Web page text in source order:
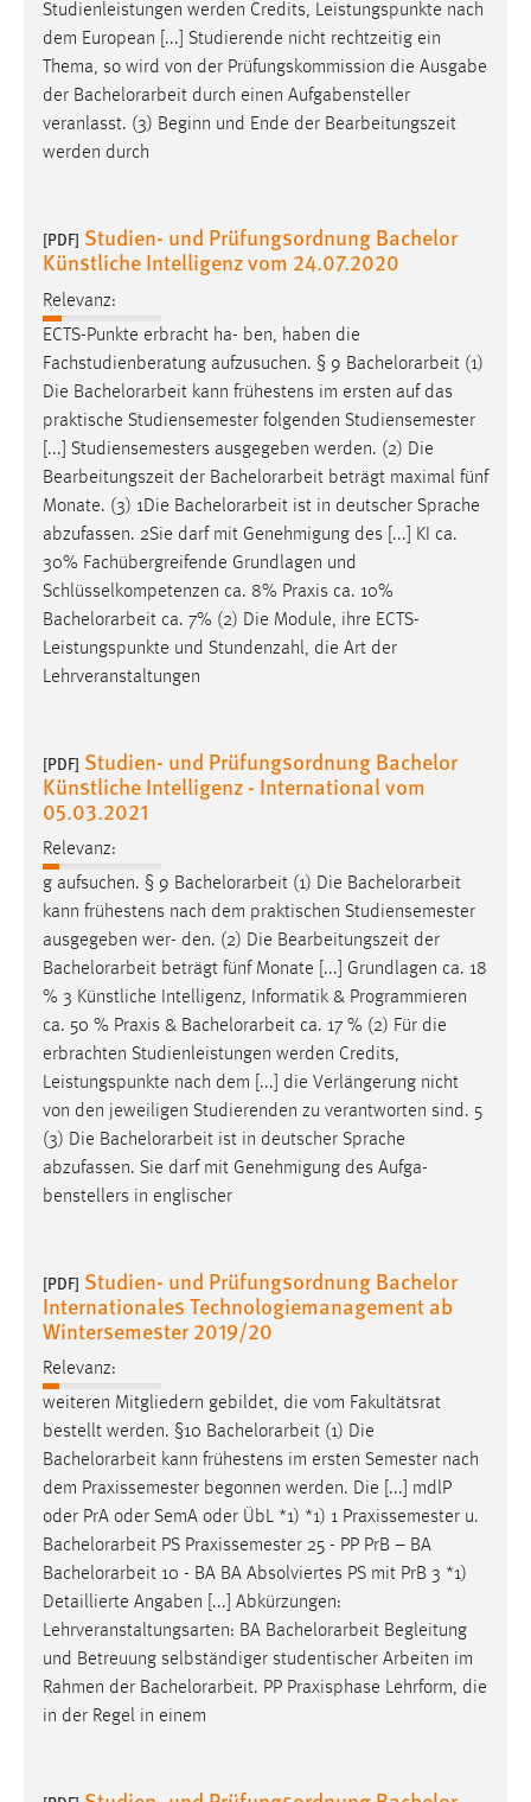
Studienleistungen werden Credits, Leistungspunkte nach
dem European [...] Studierende nicht rechtzeitig ein
Thema, so wird von der Prüfungskommission die Ausgabe
der Bachelorarbeit durch einen Aufgabensteller
veranlasst. (3) Beginn und Ende der Bearbeitungszeit
werden durch
[PDF] Studien- und Prüfungsordnung Bachelor
Künstliche Intelligenz vom 24.07.2020
Relevanz:
ECTS-Punkte erbracht ha- ben, haben die
Fachstudienberatung aufzusuchen. § 9 Bachelorarbeit (1)
Die Bachelorarbeit kann frühestens im ersten auf das
praktische Studiensemester folgenden Studiensemester
[...] Studiensemesters ausgegeben werden. (2) Die
Bearbeitungszeit der Bachelorarbeit beträgt maximal fünf
Monate. (3) 1Die Bachelorarbeit ist in deutscher Sprache
abzufassen. 2Sie darf mit Genehmigung des [...] KI ca.
30% Fachübergreifende Grundlagen und
Schlüsselkompetenzen ca. 8% Praxis ca. 10%
Bachelorarbeit ca. 7% (2) Die Module, ihre ECTS-
Leistungspunkte und Stundenzahl, die Art der
Lehrveranstaltungen
[PDF] Studien- und Prüfungsordnung Bachelor
Künstliche Intelligenz - International vom
05.03.2021
Relevanz:
g aufsuchen. § 9 Bachelorarbeit (1) Die Bachelorarbeit
kann frühestens nach dem praktischen Studiensemester
ausgegeben wer- den. (2) Die Bearbeitungszeit der
Bachelorarbeit beträgt fünf Monate [...] Grundlagen ca. 18
% 3 Künstliche Intelligenz, Informatik & Programmieren
ca. 50 % Praxis & Bachelorarbeit ca. 17 % (2) Für die
erbrachten Studienleistungen werden Credits,
Leistungspunkte nach dem [...] die Verlängerung nicht
von den jeweiligen Studierenden zu verantworten sind. 5
(3) Die Bachelorarbeit ist in deutscher Sprache
abzufassen. Sie darf mit Genehmigung des Aufga-
benstellers in englischer
[PDF] Studien- und Prüfungsordnung Bachelor
Internationales Technologiemanagement ab
Wintersemester 2019/20
Relevanz:
weiteren Mitgliedern gebildet, die vom Fakultätsrat
bestellt werden. §10 Bachelorarbeit (1) Die
Bachelorarbeit kann frühestens im ersten Semester nach
dem Praxissemester begonnen werden. Die [...] mdlP
oder PrA oder SemA oder ÜbL *1) *1) 1 Praxissemester u.
Bachelorarbeit PS Praxissemester 25 - PP PrB – BA
Bachelorarbeit 10 - BA BA Absolviertes PS mit PrB 3 *1)
Detaillierte Angaben [...] Abkürzungen:
Lehrveranstaltungsarten: BA Bachelorarbeit Begleitung
und Betreuung selbständiger studentischer Arbeiten im
Rahmen der Bachelorarbeit. PP Praxisphase Lehrform, die
in der Regel in einem
5e9dbeb1811c0446 = Sitzungslaufzeit, mibew_locale = 3
Jahre, MIBEW_UserID = 1 Jahr
Login
Name:
Zweck:
Dieser Cookie ist notwendig um sich an der Website
einloggen zu können.
Cookie Laufzeit:
STATISTIK
Statistik Cookies erfassen Informationen anonym.
Diese Informationen helfen uns zu verstehen, wie
unsere Besucher unsere Website nutzen.
Matomo
Name:
_pk_ref, _pk_cvar, _pk_id, _pk_ses
Cookie Laufzeit:
Max. 13 Monate
MARKETING
Marketing Cookies werden von Drittanbietern
verwendet, um personalisierte Werbung anzuzeigen.
Sie tun dies, indem sie Besucher über Websites
hinweg verfolgen.
Google Ads
Name:
Anbieter:
Zweck:
Conversion-Tracking
Cookie Laufzeit:
3 Monate
Facebook Pixel
Name:
_fbp
Anbieter:
Facebook
Zweck:
Conversion-Tracking
Cookie Laufzeit:
3 Monate